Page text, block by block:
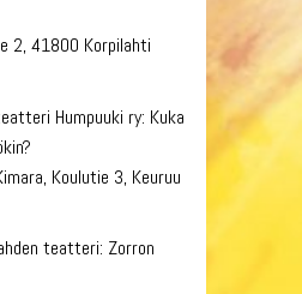
2, 41800 Korpilahti
Humpuuki ry: Kuka
Koulutie 3, Keuruu
teatteri: Zorron